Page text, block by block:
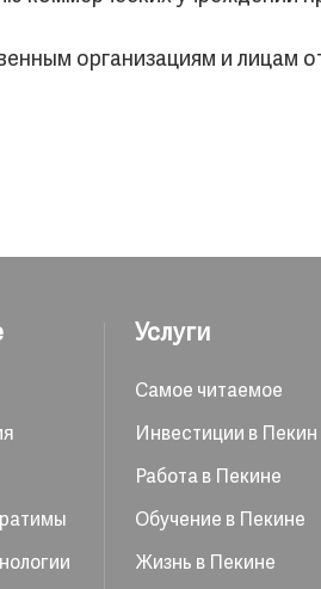
организациям и лицам
Услуги
Самое читаемое
Инвестиции в Пекин
Работа в Пекине
Обучение в Пекине
Жизнь в Пекине